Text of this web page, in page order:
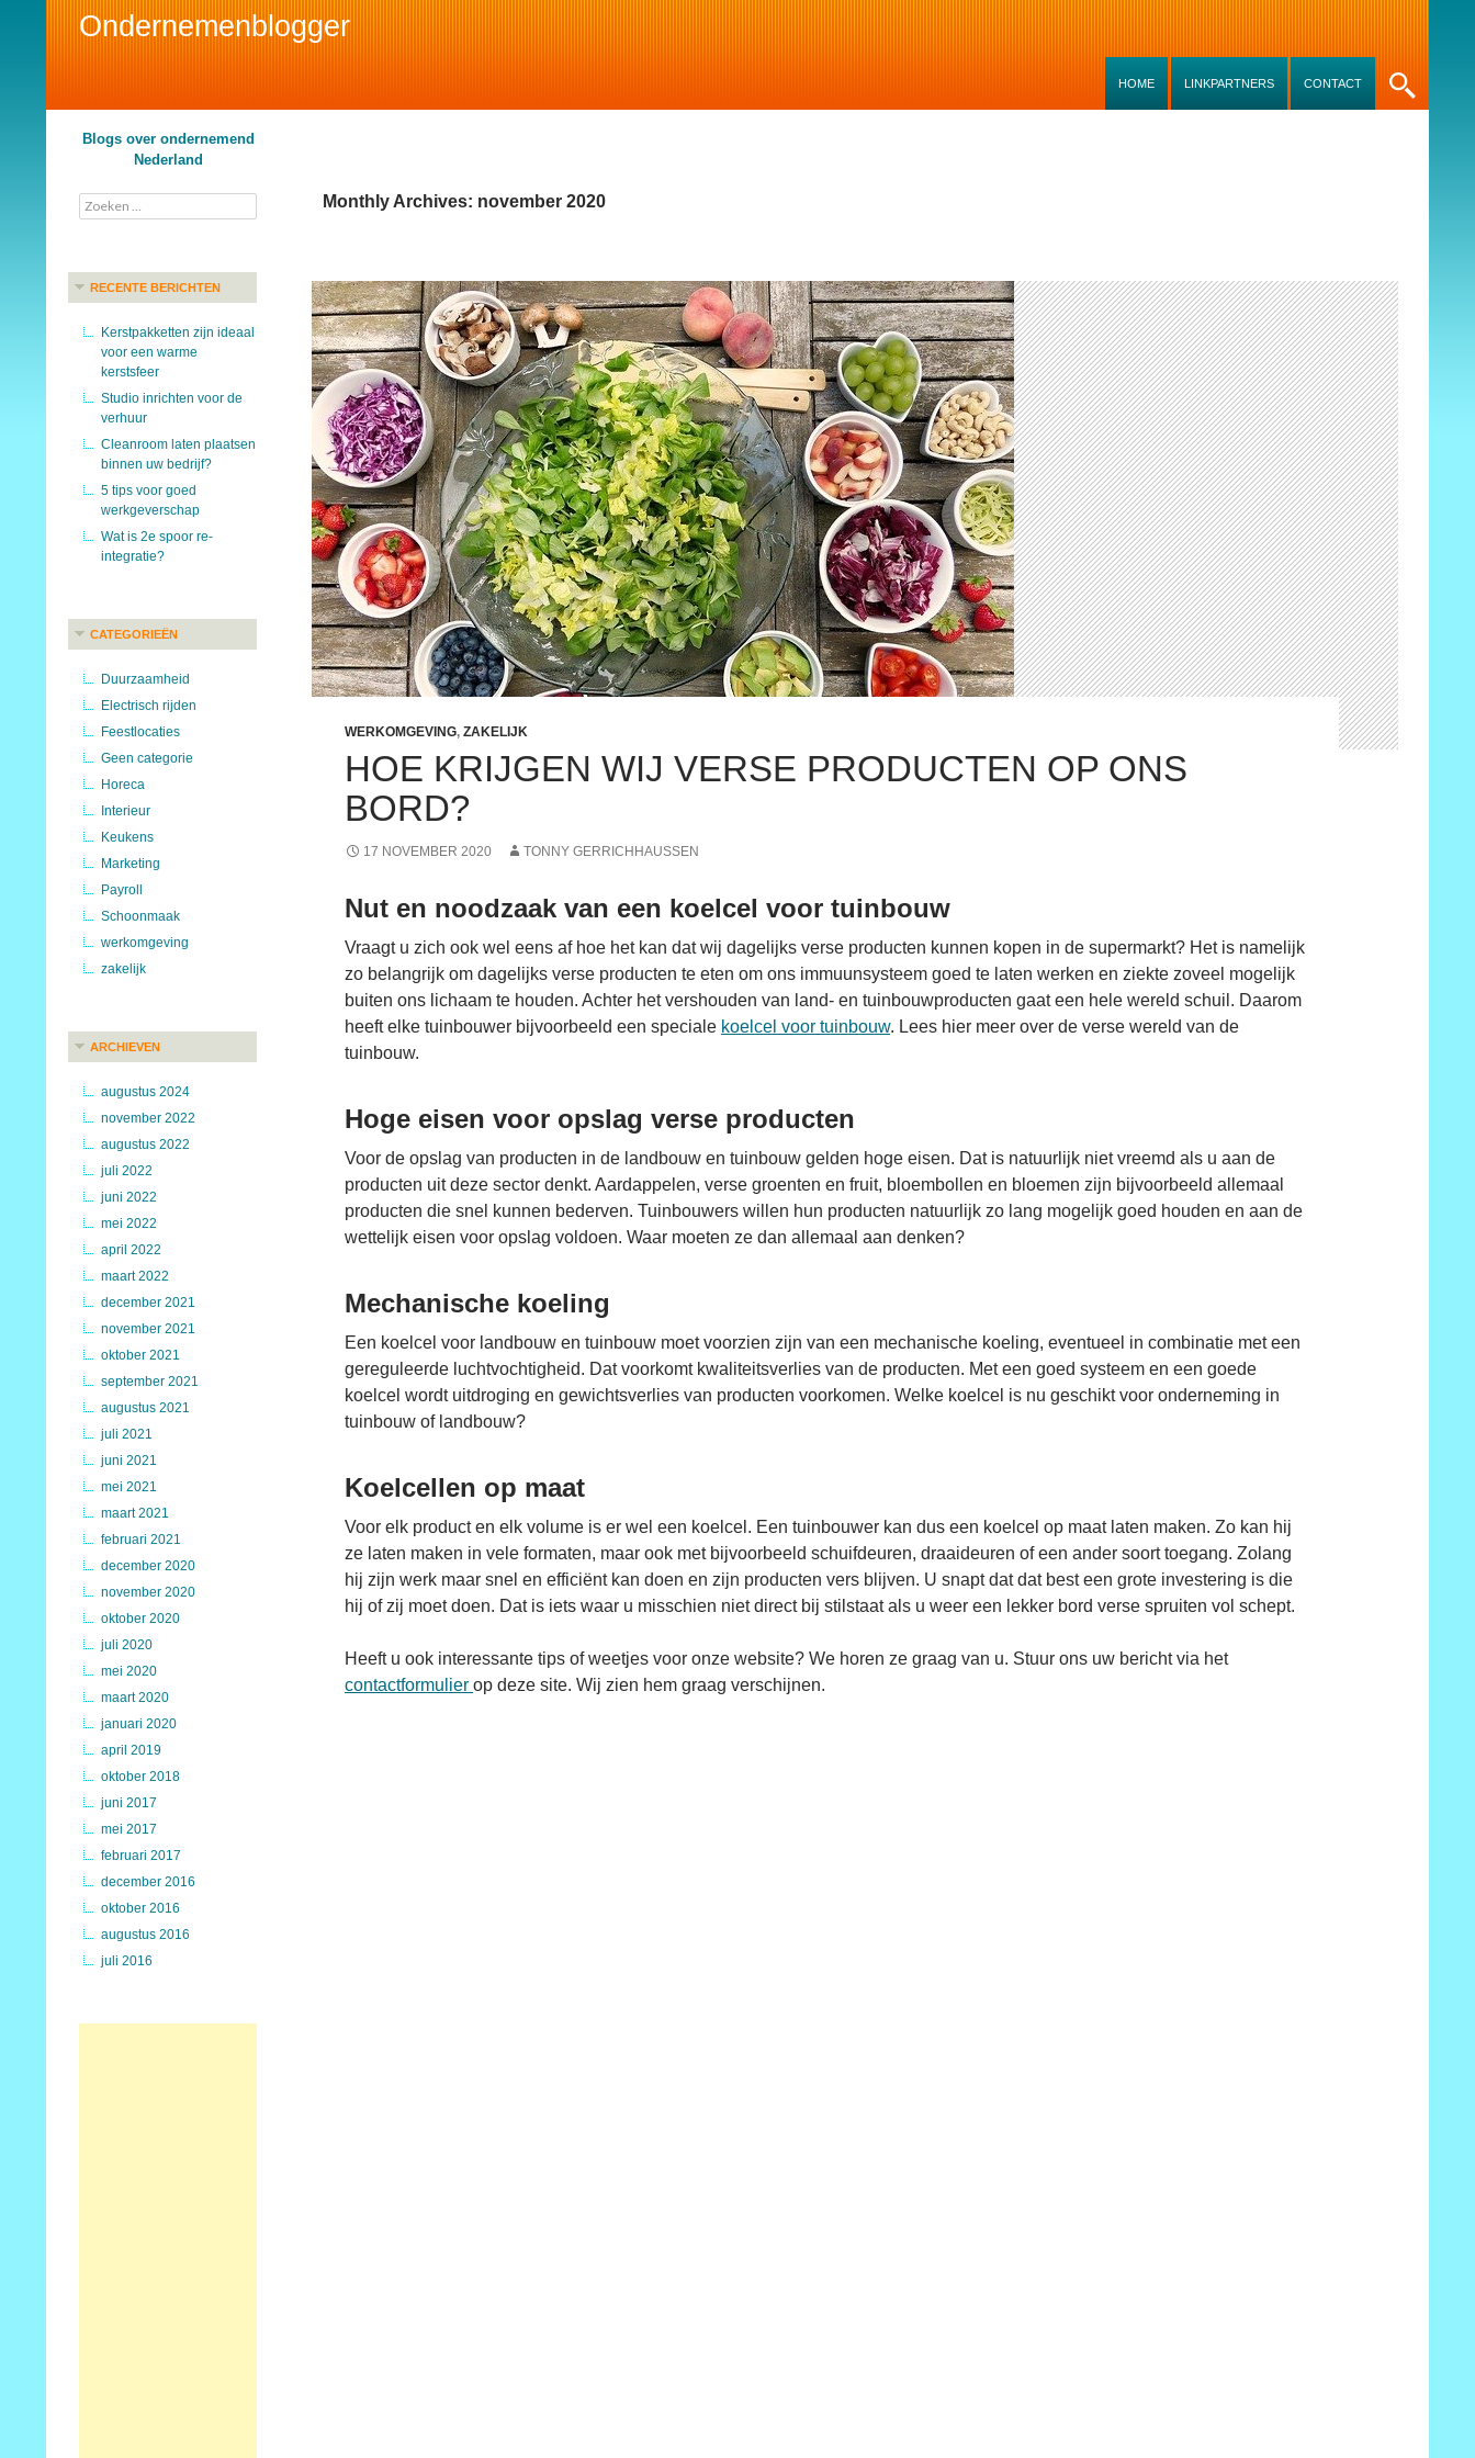
Ondernemenblogger
HOME LINKPARTNERS CONTACT
Monthly Archives: november 2020
WERKOMGEVING, ZAKELIJK
HOE KRIJGEN WIJ VERSE PRODUCTEN OP ONS
BORD?
17 NOVEMBER 2020 TONNY GERRICHHAUSSEN
Nut en noodzaak van een koelcel voor tuinbouw
Vraagt u zich ook wel eens af hoe het kan dat wij dagelijks verse producten kunnen kopen in de supermarkt? Het is namelijk
zo belangrijk om dagelijks verse producten te eten om ons immuunsysteem goed te laten werken en ziekte zoveel mogelijk
buiten ons lichaam te houden. Achter het vershouden van land- en tuinbouwproducten gaat een hele wereld schuil. Daarom
heeft elke tuinbouwer bijvoorbeeld een speciale koelcel voor tuinbouw. Lees hier meer over de verse wereld van de
tuinbouw.
Hoge eisen voor opslag verse producten
Voor de opslag van producten in de landbouw en tuinbouw gelden hoge eisen. Dat is natuurlijk niet vreemd als u aan de
producten uit deze sector denkt. Aardappelen, verse groenten en fruit, bloembollen en bloemen zijn bijvoorbeeld allemaal
producten die snel kunnen bederven. Tuinbouwers willen hun producten natuurlijk zo lang mogelijk goed houden en aan de
wettelijk eisen voor opslag voldoen. Waar moeten ze dan allemaal aan denken?
Mechanische koeling
Een koelcel voor landbouw en tuinbouw moet voorzien zijn van een mechanische koeling, eventueel in combinatie met een
gereguleerde luchtvochtigheid. Dat voorkomt kwaliteitsverlies van de producten. Met een goed systeem en een goede
koelcel wordt uitdroging en gewichtsverlies van producten voorkomen. Welke koelcel is nu geschikt voor onderneming in
tuinbouw of landbouw?
Koelcellen op maat
Voor elk product en elk volume is er wel een koelcel. Een tuinbouwer kan dus een koelcel op maat laten maken. Zo kan hij
ze laten maken in vele formaten, maar ook met bijvoorbeeld schuifdeuren, draaideuren of een ander soort toegang. Zolang
hij zijn werk maar snel en efficiënt kan doen en zijn producten vers blijven. U snapt dat dat best een grote investering is die
hij of zij moet doen. Dat is iets waar u misschien niet direct bij stilstaat als u weer een lekker bord verse spruiten vol schept.
Heeft u ook interessante tips of weetjes voor onze website? We horen ze graag van u. Stuur ons uw bericht via het
contactformulier op deze site. Wij zien hem graag verschijnen.
Blogs over ondernemend
Nederland
Zoeken
naar:
RECENTE BERICHTEN
Kerstpakketten zijn ideaal
voor een warme
kerstsfeer
Studio inrichten voor de
verhuur
Cleanroom laten plaatsen
binnen uw bedrijf?
5 tips voor goed
werkgeverschap
Wat is 2e spoor re-
integratie?
CATEGORIEËN
Duurzaamheid
Electrisch rijden
Feestlocaties
Geen categorie
Horeca
Interieur
Keukens
Marketing
Payroll
Schoonmaak
werkomgeving
zakelijk
ARCHIEVEN
augustus 2024
november 2022
augustus 2022
juli 2022
juni 2022
mei 2022
april 2022
maart 2022
december 2021
november 2021
oktober 2021
september 2021
augustus 2021
juli 2021
juni 2021
mei 2021
maart 2021
februari 2021
december 2020
november 2020
oktober 2020
juli 2020
mei 2020
maart 2020
januari 2020
april 2019
oktober 2018
juni 2017
mei 2017
februari 2017
december 2016
oktober 2016
augustus 2016
juli 2016